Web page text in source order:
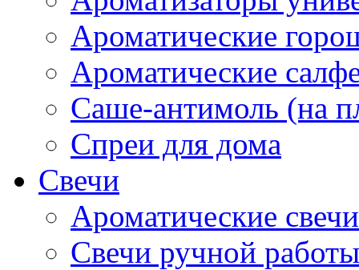
Ароматические
Ароматические
Саше-антимоль (на
Спреи для дома
Свечи
Ароматические свечи
Свечи ручной работы